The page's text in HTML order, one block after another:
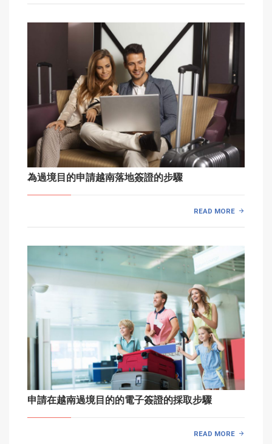
為過境目的申請越南落地簽證的步驟
READ MORE
申請在越南過境目的的電子簽證的採取步驟
READ MORE